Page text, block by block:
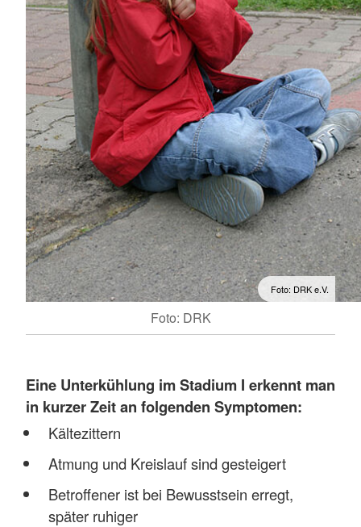
Foto: DRK e.V.
Foto: DRK
Eine Unterkühlung im Stadium I erkennt man
in kurzer Zeit an folgenden Symptomen:
Kältezittern
Atmung und Kreislauf sind gesteigert
Betroffener ist bei Bewusstsein erregt,
später ruhiger